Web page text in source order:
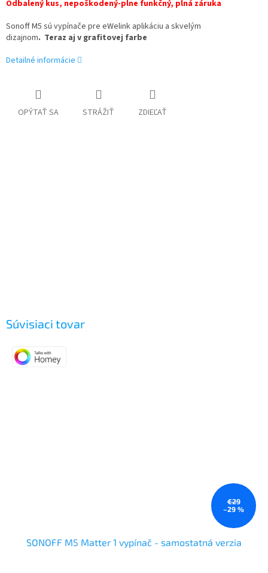
Odbalený kus, nepoškodený-plne funkčný, plná záruka
Sonoff M5 sú vypínače pre eWelink aplikáciu a skvelým
dizajnom. Teraz aj v grafitovej farbe
Detailné informácie
OPÝTAŤ SA STRÁŽIŤ ZDIEĽAŤ
Súvisiaci tovar
€29
–29 %
SONOFF M5 Matter 1 vypínač - samostatná verzia